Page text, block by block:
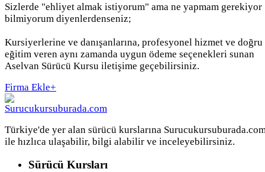
Sizlerde "ehliyet almak istiyorum" ama ne yapmam gerekiyor
bilmiyorum diyenlerdenseniz;
Kursiyerlerine ve danışanlarına, profesyonel hizmet ve doğru
eğitim veren aynı zamanda uygun ödeme seçenekleri sunan
Aselvan Sürücü Kursu iletişime geçebilirsiniz.
Firma Ekle+
Türkiye'de yer alan sürücü kurslarına
ile hızlıca ulaşabilir, bilgi alabilir ve inceleyebilirsiniz.
Sürücü Kursları